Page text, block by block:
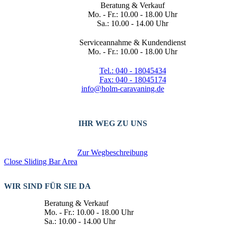
Beratung & Verkauf
Mo. - Fr.: 10.00 - 18.00 Uhr
Sa.: 10.00 - 14.00 Uhr
Serviceannahme & Kundendienst
Mo. - Fr.: 10.00 - 18.00 Uhr
Tel.: 040 - 18045434
Fax: 040 - 18045174
info@holm-caravaning.de
IHR WEG ZU UNS
Zur Wegbeschreibung
Close Sliding Bar Area
WIR SIND FÜR SIE DA
Beratung & Verkauf
Mo. - Fr.: 10.00 - 18.00 Uhr
Sa.: 10.00 - 14.00 Uhr